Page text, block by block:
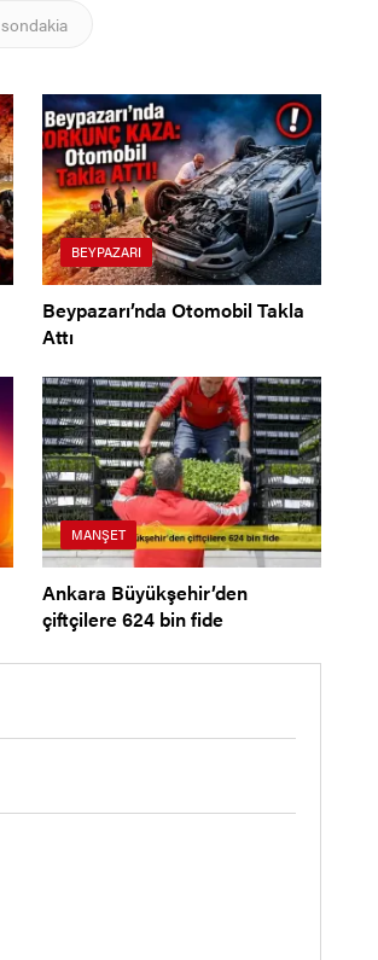
sondakia
BEYPAZARI
Beypazarı’nda Otomobil Takla
Attı
MANŞET
Ankara Büyükşehir’den
çiftçilere 624 bin fide